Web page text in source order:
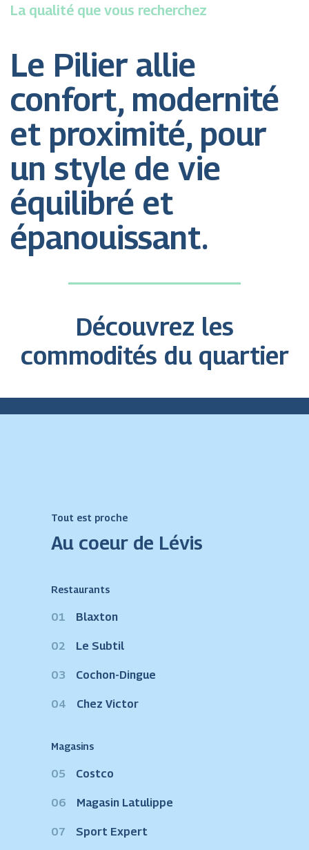
La qualité que vous recherchez
Le Pilier allie
confort, modernité
et proximité, pour
un style de vie
équilibré et
épanouissant.
Découvrez les
commodités du quartier
Tout est proche
Au coeur de Lévis
Restaurants
01 Blaxton
02 Le Subtil
03 Cochon-Dingue
04 Chez Victor
Magasins
05 Costco
06 Magasin Latulippe
07 Sport Expert